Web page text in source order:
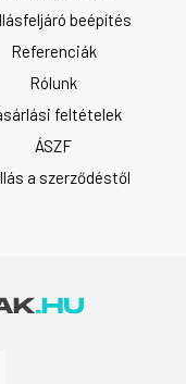
beépítés
Referenciák
Rólunk
feltételek
ÁSZF
a szerződéstől